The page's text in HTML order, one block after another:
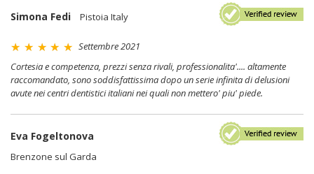
Simona Fedi Pistoia Italy
Settembre 2021
Cortesia e competenza, prezzi senza rivali, professionalita'.... altamente
raccomandato, sono soddisfattissima dopo un serie infinita di delusioni
avute nei centri dentistici italiani nei quali non mettero' piu' piede.
Eva Fogeltonova
Brenzone sul Garda